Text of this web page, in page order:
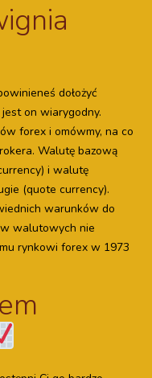
dołożyć
on wiarygodny.
forex i omówmy, na co
Walutę bazową
i walutę
(quote currency).
warunków do
walutowych nie
rynkowi forex w 1973